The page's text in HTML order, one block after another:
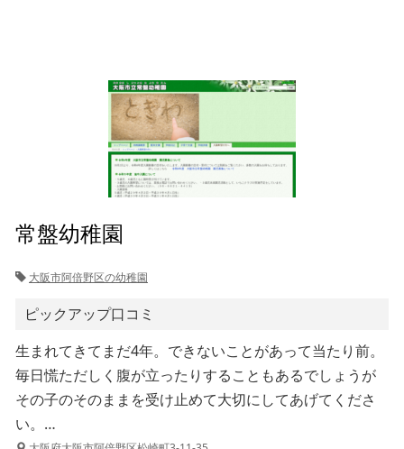
常盤幼稚園
大阪市阿倍野区の幼稚園
ピックアップ口コミ
生まれてきてまだ4年。できないことがあって当たり前。
毎日慌ただしく腹が立ったりすることもあるでしょうが
その子のそのままを受け止めて大切にしてあげてくださ
い。…